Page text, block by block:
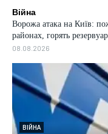
Війна
Ворожа атака на Київ:
районах, горять
08.08.2026